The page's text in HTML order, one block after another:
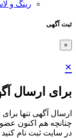
رینگ و
ثبت آگهی
×
×
برای ارسال
ارسال آگهی تنها
چنانچه هم‌ اکنون
در سایت ثبت نام کنید